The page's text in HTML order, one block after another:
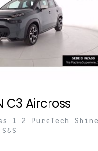
C3 Aircross
1.2 PureTech Shine